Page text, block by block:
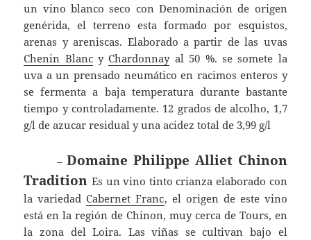
un vino blanco seco con Denominación de origen
genérida, el terreno esta formado por esquistos,
arenas y areniscas. Elaborado a partir de las uvas
Chenin BlancyChardonnayal 50 %. se somete la
uva a un prensado neumático en racimos enteros y
se fermenta a baja temperatura durante bastante
tiempo y controladamente. 12 grados de alcolho, 1,7
g/l de azucar residual y una acidez total de 3,99 g/l
–Domaine Philippe Alliet Chinon
TraditionEs un vino tinto crianza elaborado con
la variedadCabernet Franc, el origen de este vino
está en la región de Chinon, muy cerca de Tours, en
la zona del Loira. Las viñas se cultivan bajo el